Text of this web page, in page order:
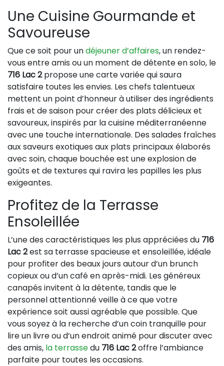
Une Cuisine Gourmande et
Savoureuse
Que ce soit pour undéjeuner d’affaires, un rendez-
vous entre amis ou un moment de détente en solo, le
716 Lac 2propose une carte variée qui saura
satisfaire toutes les envies. Les chefs talentueux
mettent un point d’honneur à utiliser des ingrédients
frais et de saison pour créer des plats délicieux et
savoureux, inspirés par la cuisine méditerranéenne
avec une touche internationale. Des salades fraîches
aux saveurs exotiques aux plats principaux élaborés
avec soin, chaque bouchée est une explosion de
goûts et de textures qui ravira les papilles les plus
exigeantes.
Profitez de la Terrasse
Ensoleillée
L’une des caractéristiques les plus appréciées du 716
Lac 2est sa terrasse spacieuse et ensoleillée, idéale
pour profiter des beaux jours autour d’un brunch
copieux ou d’un café en après-midi. Les généreux
canapés invitent à la détente, tandis que le
personnel attentionné veille à ce que votre
expérience soit aussi agréable que possible. Que
vous soyez à la recherche d’un coin tranquille pour
lire un livre ou d’un endroit animé pour discuter avec
des amis, la terrassedu 716 Lac 2offre l’ambiance
parfaite pour toutes les occasions.